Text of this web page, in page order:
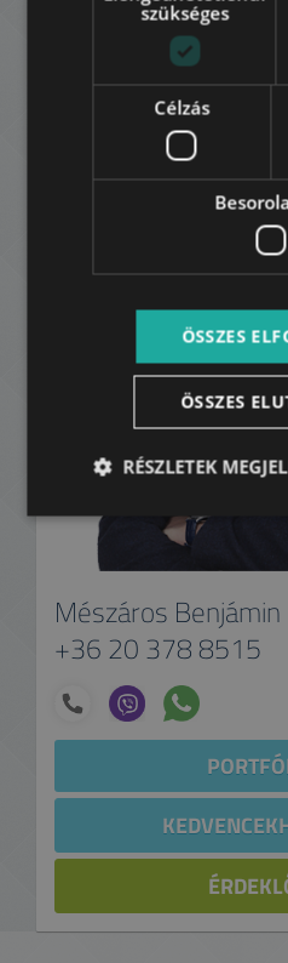
1.650 EUR
az ár nem tartalmazza a
Mészáros Benjámin
+36 20 378 8515
szükséges
Célzás
ÖSSZES
ÖSSZES
RÉSZLETEK